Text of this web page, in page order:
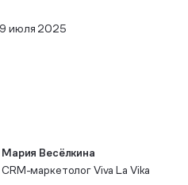
июля 2025
Мария Весёлкина
CRM-маркетолог Viva La Vika